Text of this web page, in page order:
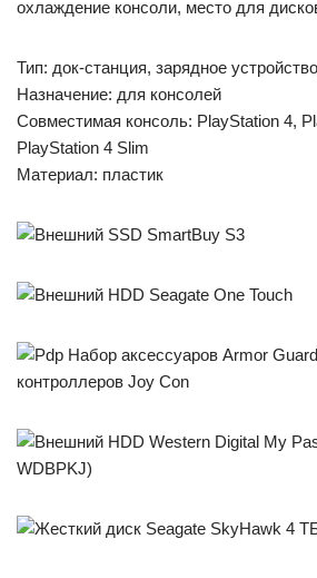
Тип: док-станция, зарядное
Назначение: для консолей
Совместимая консоль: PlayStation 4,
PlayStation 4 Slim
Материал: пластик